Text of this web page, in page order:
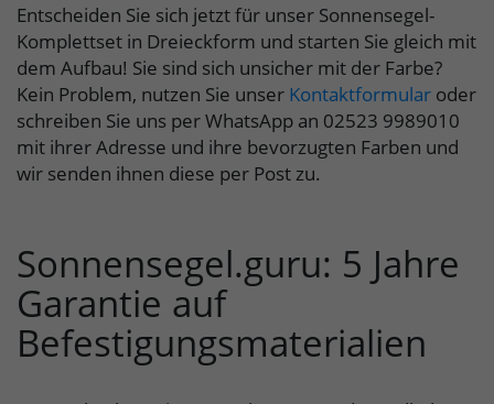
Entscheiden Sie sich jetzt für unser Sonnensegel-
Komplettset in Dreieckform und starten Sie gleich mit
dem Aufbau! Sie sind sich unsicher mit der Farbe?
Kein Problem, nutzen Sie unser Kontaktformular oder
schreiben Sie uns per WhatsApp an 02523 9989010
mit ihrer Adresse und ihre bevorzugten Farben und
wir senden ihnen diese per Post zu.
Sonnensegel.guru: 5 Jahre
Garantie auf
Befestigungsmaterialien